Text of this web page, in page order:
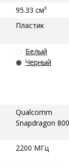
95.33 см³
Пластик
Белый
Черный
Qualcomm
Snapdragon 800
2200 МГц